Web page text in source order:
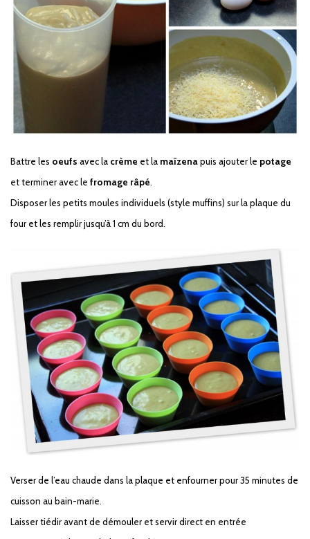
Battre les oeufs avec la crème et la maïzenapuis ajouter le potage
et terminer avec le fromage râpé.
Disposer les petits moules individuels (style muffins) sur la plaque du
four et les remplir jusqu’à 1 cm du bord.
Verser de l’eau chaude dans la plaque et enfourner pour 35 minutes de
cuisson au bain-marie.
Laisser tiédir avant de démouler et servir direct en entrée